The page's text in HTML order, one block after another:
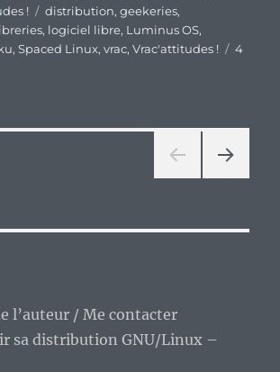
! Étiquettes
distribution,geekeries,
, logiciel libre, Luminus OS,
,Spaced Linux,vrac,Vrac'attitudes !
4
ANT
l’auteur / Me contacter
sa distribution GNU/Linux –